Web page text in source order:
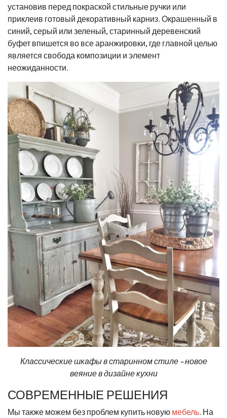
установив перед покраской стильные ручки или
приклеив готовый декоративный карниз. Окрашенный в
синий, серый или зеленый, старинный деревенский
буфет впишется во все аранжировки, где главной целью
является свобода композиции и элемент
неожиданности.
Классические шкафы в старинном стиле - новое
веяние в дизайне кухни
СОВРЕМЕННЫЕ РЕШЕНИЯ
Мы также можем без проблем купить новую мебель. На